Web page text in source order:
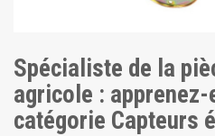
Spécialiste de la
agricole :
catégorie Capteurs